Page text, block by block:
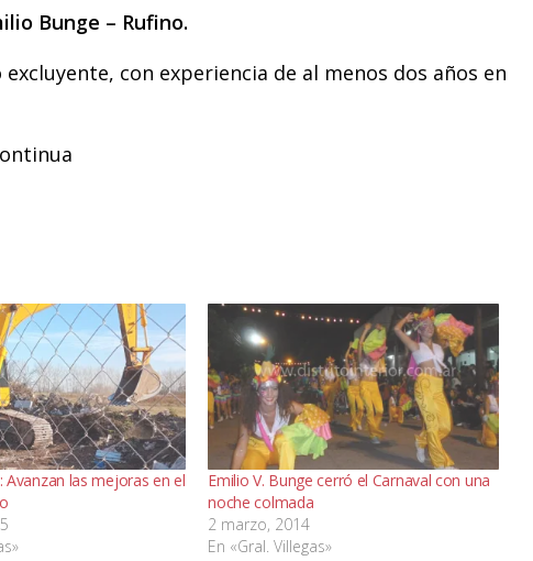
Bunge – Rufino.
con experiencia de al menos dos años en
Avanzan las mejoras en el
Emilio V. Bunge cerró el Carnaval con una
noche colmada
2 marzo, 2014
En «Gral. Villegas»